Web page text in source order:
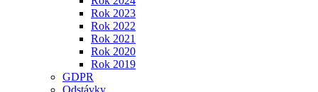
Rok 2023
Rok 2022
Rok 2021
Rok 2020
Rok 2019
GDPR
Odstávky